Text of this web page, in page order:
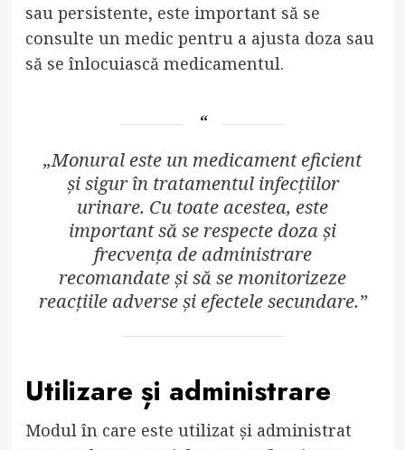
sau persistente, este important să se
consulte un medic pentru a ajusta doza sau
să se înlocuiască medicamentul.
„Monural este un medicament eficient
și sigur în tratamentul infecțiilor
urinare. Cu toate acestea, este
important să se respecte doza și
frecvența de administrare
recomandate și să se monitorizeze
reacțiile adverse și efectele secundare.”
Utilizare și administrare
Modul în care este utilizat și administrat